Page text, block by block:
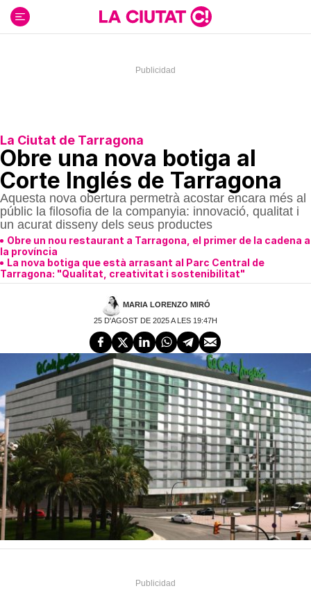
contenido
La Ciutat de Tarragona
Obre una nova botiga al
Corte Inglés de Tarragona
Aquesta nova obertura permetrà acostar encara més al
públic la filosofia de la companyia: innovació, qualitat i
un acurat disseny dels seus productes
Obre un nou restaurant a Tarragona, el primer de la cadena a
la província
La nova botiga que està arrasant al Parc Central de
Tarragona: "Qualitat, creativitat i sostenibilitat"
MARIA LORENZO MIRÓ
25 D'AGOST DE 2025 A LES 19:47H